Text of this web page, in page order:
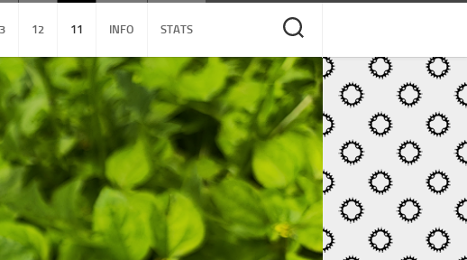
12 11 INFO STATS